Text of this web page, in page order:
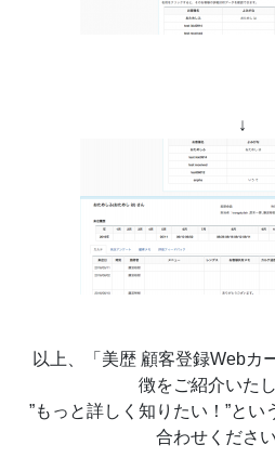
↓
以上、「美歴 顧客登録Webカ
徴をご紹介いた
”もっと詳しく知りたい！”と
合わせくださ